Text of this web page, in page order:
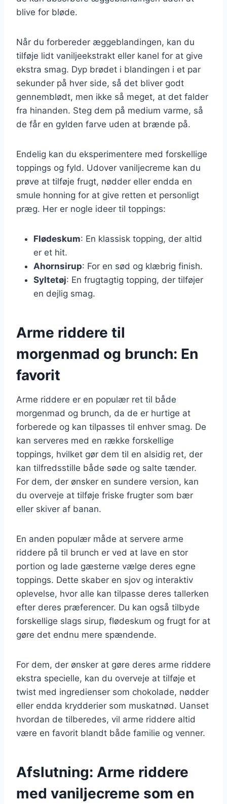
blive for bløde.
Når du forbereder æggeblandingen, kan du
tilføje lidt vaniljeekstrakt eller kanel for at give
ekstra smag. Dyp brødet i blandingen i et par
sekunder på hver side, så det bliver godt
gennemblødt, men ikke så meget, at det falder
fra hinanden. Steg dem på medium varme, så
de får en gylden farve uden at brænde på.
Endelig kan du eksperimentere med forskellige
toppings og fyld. Udover vaniljecreme kan du
prøve at tilføje frugt, nødder eller endda en
smule honning for at give retten et personligt
præg. Her er nogle ideer til toppings:
Flødeskum: En klassisk topping, der altid
er et hit.
Ahornsirup: For en sød og klæbrig finish.
Syltetøj: En frugtagtig topping, der tilføjer
en dejlig smag.
Arme riddere til
morgenmad og brunch: En
favorit
Arme riddere er en populær ret til både
morgenmad og brunch, da de er hurtige at
forberede og kan tilpasses til enhver smag. De
kan serveres med en række forskellige
toppings, hvilket gør dem til en alsidig ret, der
kan tilfredsstille både søde og salte tænder.
For dem, der ønsker en sundere version, kan
du overveje at tilføje friske frugter som bær
eller skiver af banan.
En anden populær måde at servere arme
riddere på til brunch er ved at lave en stor
portion og lade gæsterne vælge deres egne
toppings. Dette skaber en sjov og interaktiv
oplevelse, hvor alle kan tilpasse deres tallerken
efter deres præferencer. Du kan også tilbyde
forskellige slags sirup, flødeskum og frugt for at
gøre det endnu mere spændende.
For dem, der ønsker at gøre deres arme riddere
ekstra specielle, kan du overveje at tilføje et
twist med ingredienser som chokolade, nødder
eller endda krydderier som muskatnød. Uanset
hvordan de tilberedes, vil arme riddere altid
være en favorit blandt både familie og venner.
Afslutning: Arme riddere
med vaniljecreme som en